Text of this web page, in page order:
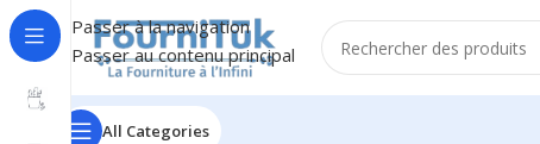
Passer à la navigation
Passer au contenu principal
All Categories